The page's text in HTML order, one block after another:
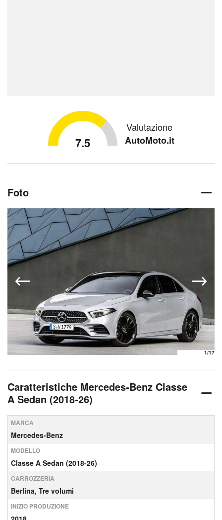
7.5
Valutazione
AutoMoto.it
Foto
1/17
Caratteristiche Mercedes-Benz Classe
A Sedan (2018-26)
MARCA
Mercedes-Benz
MODELLO
Classe A Sedan (2018-26)
CARROZZERIA
Berlina, Tre volumi
INIZIO PRODUZIONE